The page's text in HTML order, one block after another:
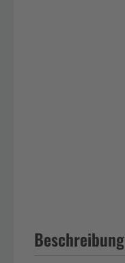
Beschreibung